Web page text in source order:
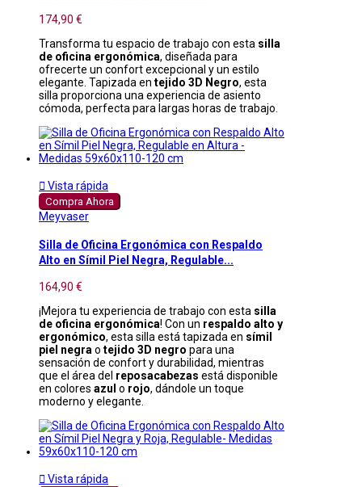
174,90 €
Transforma tu espacio de trabajo con esta silla
de oficina ergonómica, diseñada para
ofrecerte un confort excepcional y un estilo
elegante. Tapizada en tejido 3D Negro, esta
silla proporciona una experiencia de asiento
cómoda, perfecta para largas horas de trabajo.
 Vista rápida
Compra Ahora
Meyvaser
Silla de Oficina Ergonómica con Respaldo
Alto en Símil Piel Negra, Regulable...
164,90 €
¡Mejora tu experiencia de trabajo con esta silla
de oficina ergonómica! Con un respaldo alto y
ergonómico, esta silla está tapizada en símil
piel negra o tejido 3D negro para una
sensación de confort y durabilidad, mientras
que el área del reposacabezas está disponible
en colores azul o rojo, dándole un toque
moderno y elegante.
 Vista rápida